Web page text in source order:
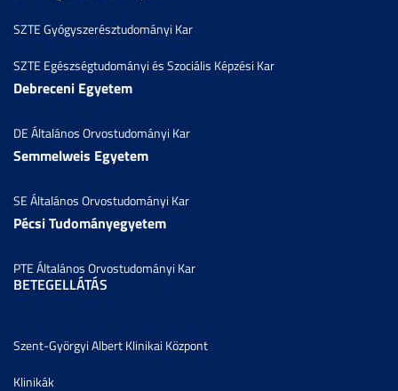
SZTE Gyógyszerésztudományi Kar
SZTE Egészségtudományi és Szociális Képzési Kar
Debreceni Egyetem
DE Általános Orvostudományi Kar
Semmelweis Egyetem
SE Általános Orvostudományi Kar
Pécsi Tudományegyetem
PTE Általános Orvostudományi Kar
BETEGELLÁTÁS
Szent-Györgyi Albert Klinikai Központ
Klinikák